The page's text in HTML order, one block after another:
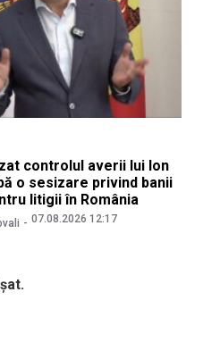
controlul averii lui Ion
o sesizare privind banii
litigii în România
07.08.2026 12:17